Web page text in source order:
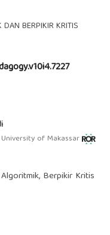
DAN BERPIKIR KRITIS
of Makassar
Berpikir Kritis